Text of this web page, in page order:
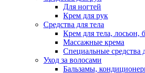
Для ногтей
Крем для рук
Средства для тела
Крем для тела, лосьон,
Массажные крема
Специальные средства
Уход за волосами
Бальзамы,